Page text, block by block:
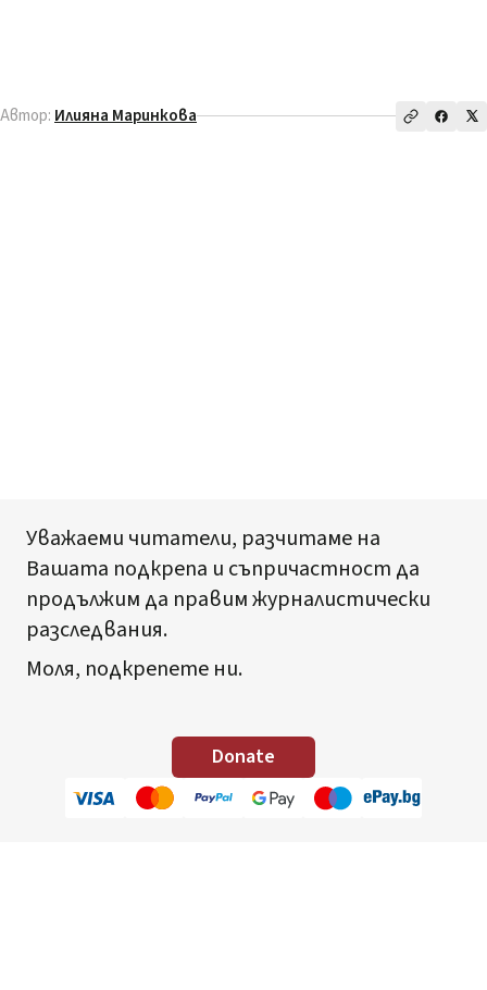
Автор: Илияна Маринкова
Уважаеми читатели, разчитаме на
Вашата подкрепа и съпричастност да
продължим да правим журналистически
разследвания.
Моля, подкрепете ни.
Donate